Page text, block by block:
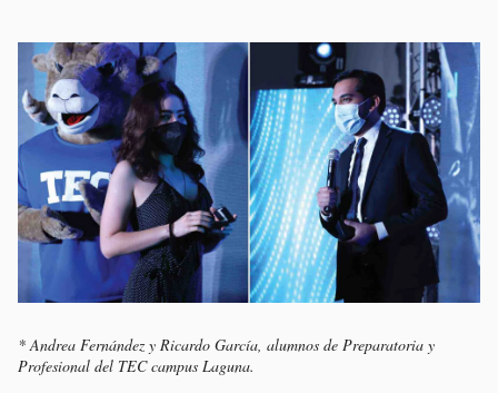
* Andrea Fernández y Ricardo García, alumnos de Preparatoria y
Profesional del TEC campus Laguna.